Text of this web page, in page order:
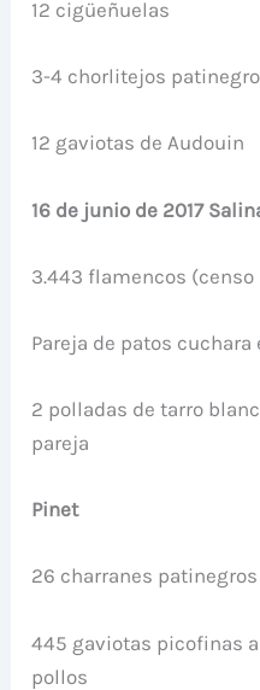
12 cigüeñuelas
3-4 chorlitejos
12 gaviotas de Audouin
16 de junio de 2017
3.443 flamencos (censo
Pareja de patos cuchara
2 polladas de tarro
pareja
Pinet
26 charranes patinegros
445 gaviotas picofinas
pollos